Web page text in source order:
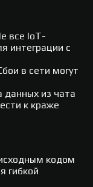
все IoT-
интеграции с
в сети могут
данных из чата
к краже
кодом
гибкой